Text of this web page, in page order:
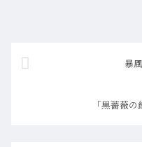
暴
「黒薔薇